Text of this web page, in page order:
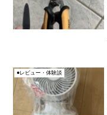
●レビュー・体験談